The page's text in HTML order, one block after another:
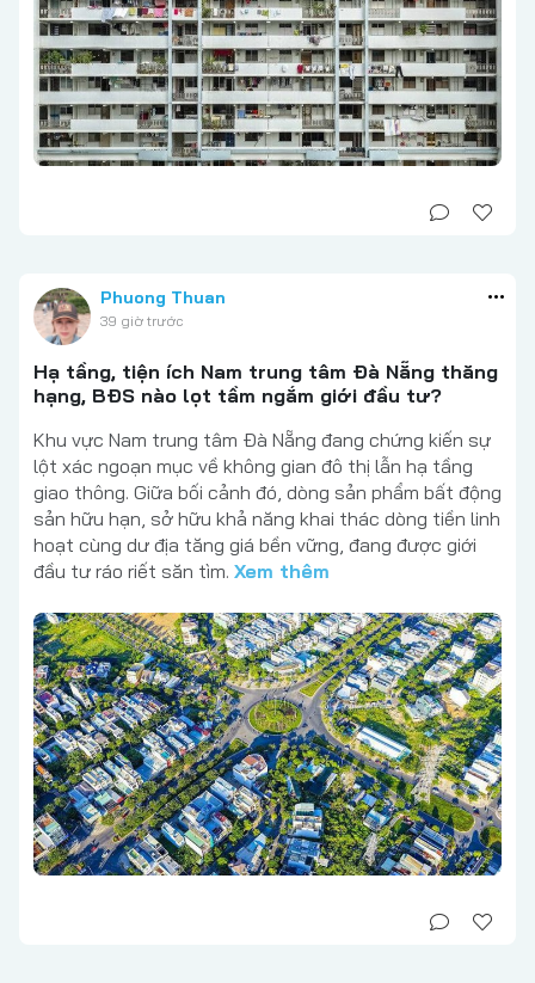
Phuong Thuan
39 giờ trước
Hạ tầng, tiện ích Nam trung tâm Đà Nẵng thăng
hạng, BĐS nào lọt tầm ngắm giới đầu tư?
Khu vực Nam trung tâm Đà Nẵng đang chứng kiến sự
lột xác ngoạn mục về không gian đô thị lẫn hạ tầng
giao thông. Giữa bối cảnh đó, dòng sản phẩm bất động
sản hữu hạn, sở hữu khả năng khai thác dòng tiền linh
hoạt cùng dư địa tăng giá bền vững, đang được giới
đầu tư ráo riết săn tìm. Xem thêm